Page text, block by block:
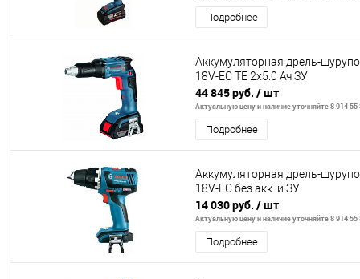
Подробнее
Аккумуляторная дрель-
18V-EC ТЕ 2х5.0 Ач ЗУ
44 845 руб. / шт
Актуальную цену и наличие уточняйте 8 914 55
Подробнее
Аккумуляторная дрель-
18V-EC без акк. и ЗУ
14 030 руб. / шт
Актуальную цену и наличие уточняйте 8 914 55
Подробнее